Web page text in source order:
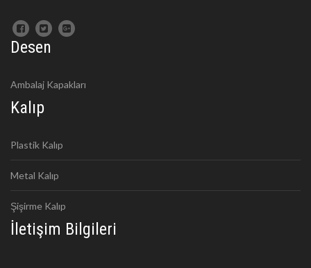
Desen
Ambalaj Kapakları
Kalıp
Plastik Kalıp
Metal Kalıp
Şişirme Kalıp
İletişim Bilgileri